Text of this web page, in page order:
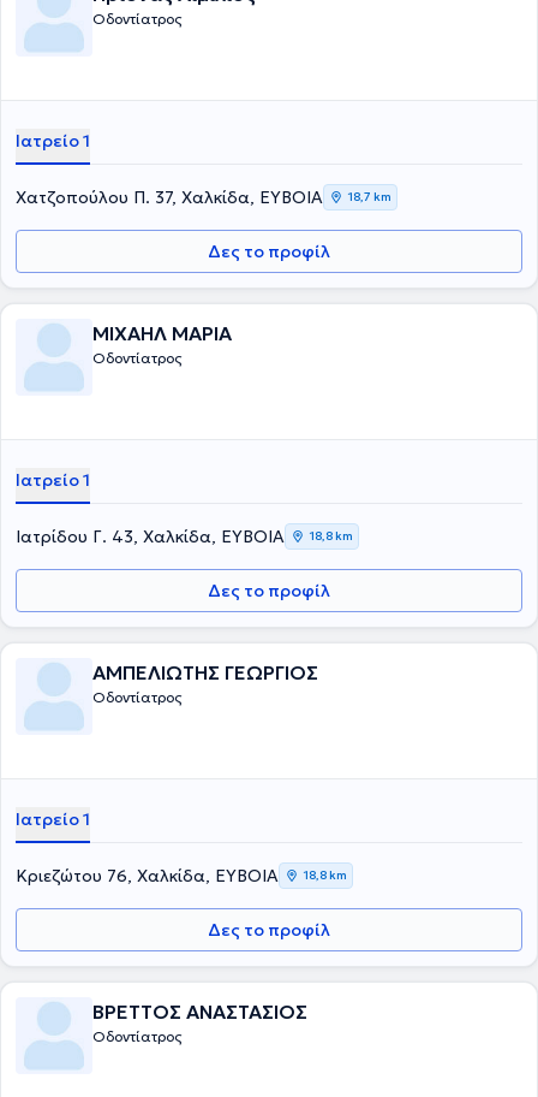
Οδοντίατρος
Ιατρείο 1
Χατζοπούλου Π. 37, Χαλκίδα, ΕΥΒΟΙΑ 18,7 km
Δες το προφίλ
ΜΙΧΑΗΛ ΜΑΡΙΑ
Οδοντίατρος
Ιατρείο 1
Ιατρίδου Γ. 43, Χαλκίδα, ΕΥΒΟΙΑ 18,8 km
Δες το προφίλ
ΑΜΠΕΛΙΩΤΗΣ ΓΕΩΡΓΙΟΣ
Οδοντίατρος
Ιατρείο 1
Κριεζώτου 76, Χαλκίδα, ΕΥΒΟΙΑ 18,8 km
Δες το προφίλ
ΒΡΕΤΤΟΣ ΑΝΑΣΤΑΣΙΟΣ
Οδοντίατρος